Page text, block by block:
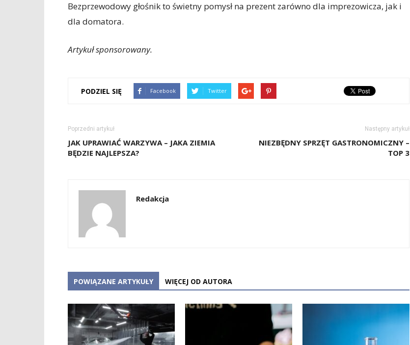
Bezprzewodowy głośnik to świetny pomysł na prezent zarówno dla imprezowicza, jak i
dla domatora.
Artykuł sponsorowany.
PODZIEL SIĘ Facebook Twitter
Poprzedni artykuł
JAK UPRAWIAĆ WARZYWA – JAKA ZIEMIA
BĘDZIE NAJLEPSZA?
Następny artykuł
NIEZBĘDNY SPRZĘT GASTRONOMICZNY –
TOP 3
Redakcja
POWIĄZANE ARTYKUŁY WIĘCEJ OD AUTORA